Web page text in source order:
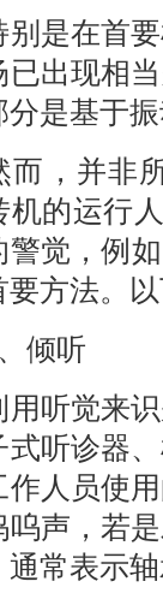
在首要
已出现相
分是基于
并非所
机的运行
觉，例如
要方法。
听
觉来识
式听诊器
作人员使
呜声，若
通常表示